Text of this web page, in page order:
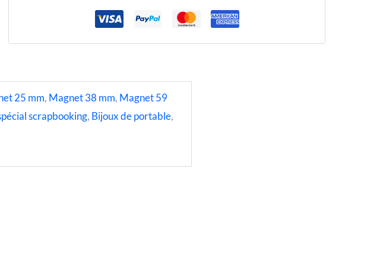
25 mm, Magnet 38 mm, Magnet 59
scrapbooking, Bijoux de portable,